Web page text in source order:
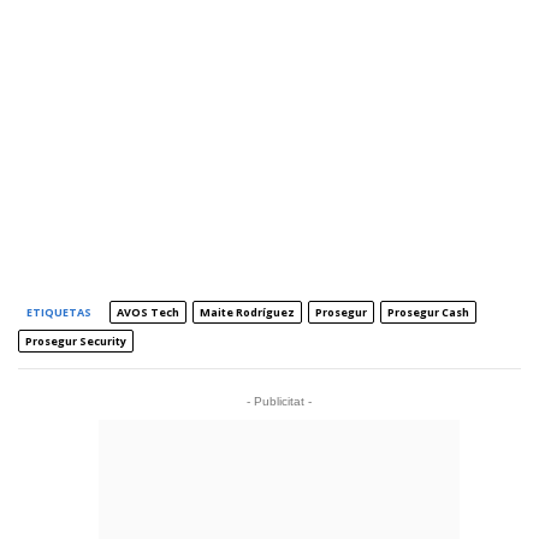
ETIQUETAS AVOS Tech Maite Rodríguez Prosegur
Prosegur Cash
Prosegur Security
- Publicitat -